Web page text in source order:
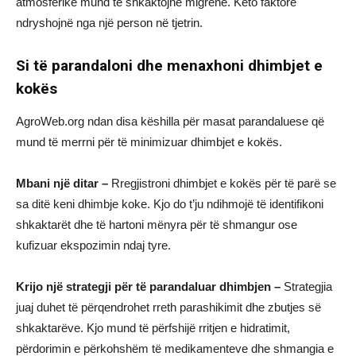
ndryshojnë nga një person në tjetrin.
Si të parandaloni dhe menaxhoni dhimbjet e
kokës
AgroWeb.org ndan disa këshilla për masat parandaluese që
mund të merrni për të minimizuar dhimbjet e kokës.
Mbani një ditar – Rregjistroni dhimbjet e kokës për të parë se
sa ditë keni dhimbje koke. Kjo do t’ju ndihmojë të identifikoni
shkaktarët dhe të hartoni mënyra për të shmangur ose
kufizuar ekspozimin ndaj tyre.
Krijo një strategji për të parandaluar dhimbjen – Strategjia
juaj duhet të përqendrohet rreth parashikimit dhe zbutjes së
shkaktarëve. Kjo mund të përfshijë rritjen e hidratimit,
përdorimin e përkohshëm të medikamenteve dhe shmangia e